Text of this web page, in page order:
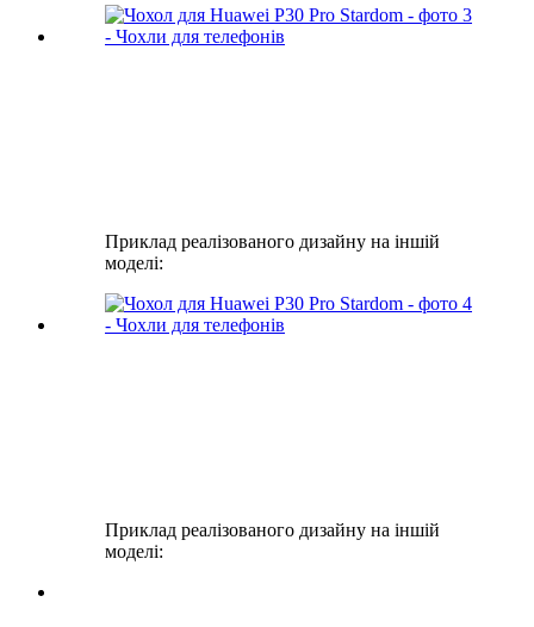
Приклад реалізованого дизайну на іншій
моделі:
Приклад реалізованого дизайну на іншій
моделі: